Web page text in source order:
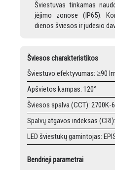
Šviestuvas tinkamas
įėjimo zonose (IP65).
dienos šviesos ir judesio
Šviesos charakteristikos
Šviestuvo efektyvumas: ≥90
Apšvietos kampas: 120°
Šviesos spalva (CCT): 2700K-
Spalvų atgavos indeksas
LED šviestukų gamintojas:
Bendrieji parametrai